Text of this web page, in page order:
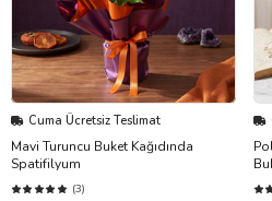
Cuma Ücretsiz Teslimat
Mavi Turuncu Buket Kağıdında
Spatifilyum
(3)